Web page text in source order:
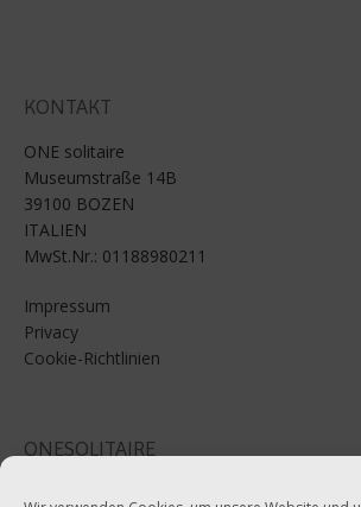
KONTAKT
ONE solitaire
Museumstraße 14B
39100 BOZEN
ITALIEN
MwSt.Nr.: 01188980211
Impressum
Privacy
Cookie-Richtlinien
ONESOLITAIRE